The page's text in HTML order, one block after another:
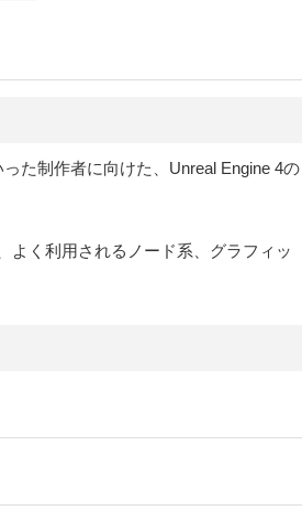
た制作者に向けた、Unreal Engine 4の
よく利用されるノード系、グラフィッ